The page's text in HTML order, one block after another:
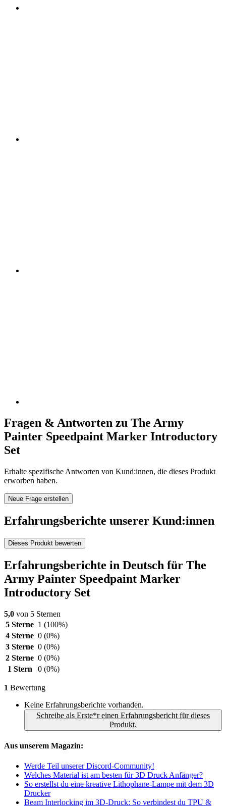
Fragen & Antworten zu The Army
Painter Speedpaint Marker Introductory
Set
Erhalte spezifische Antworten von Kund:innen, die dieses Produkt
erworben haben.
Neue Frage erstellen
Erfahrungsberichte unserer Kund:innen
Dieses Produkt bewerten
Erfahrungsberichte in Deutsch für The
Army Painter Speedpaint Marker
Introductory Set
5,0 von 5 Sternen
5 Sterne 1 (100%)
4 Sterne 0 (0%)
3 Sterne 0 (0%)
2 Sterne 0 (0%)
1 Stern
0 (0%)
1 Bewertung
Keine Erfahrungsberichte vorhanden.
Schreibe als Erste*r einen Erfahrungsbericht für dieses
Produkt.
Aus unserem Magazin:
Werde Teil unserer Discord-Community!
Welches Material ist am besten für 3D Druck Anfänger?
So erstellst du eine kreative Lithophane-Lampe mit dem 3D
Drucker
Beam Interlocking im 3D-Druck: So verbindest du TPU &